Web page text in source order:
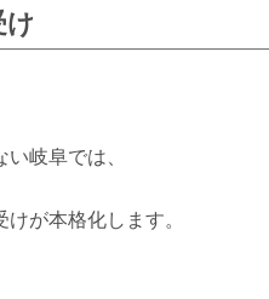
岐阜では、
が本格化します。